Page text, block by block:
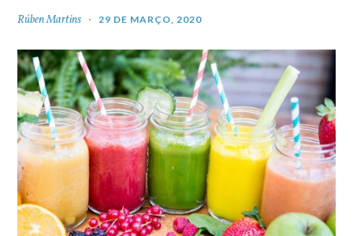
Rúben Martins 29 DE MARÇO, 2020